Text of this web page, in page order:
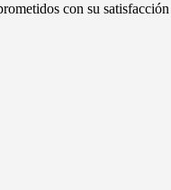
con su satisfacción